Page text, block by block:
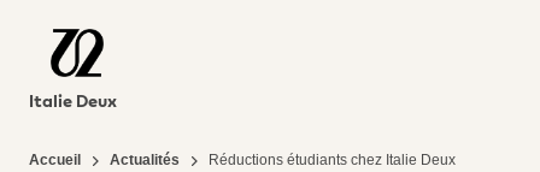
Italie Deux
Accueil Actualités Réductions étudiants chez Italie Deux